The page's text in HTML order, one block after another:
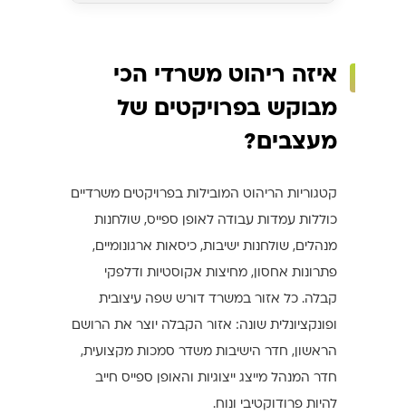
איזה ריהוט משרדי הכי
מבוקש בפרויקטים של
מעצבים?
קטגוריות הריהוט המובילות בפרויקטים משרדיים
כוללות עמדות עבודה לאופן ספייס, שולחנות
מנהלים, שולחנות ישיבות, כיסאות ארגונומיים,
פתרונות אחסון, מחיצות אקוסטיות ודלפקי
קבלה. כל אזור במשרד דורש שפה עיצובית
ופונקציונלית שונה: אזור הקבלה יוצר את הרושם
הראשון, חדר הישיבות משדר סמכות מקצועית,
חדר המנהל מייצג ייצוגיות והאופן ספייס חייב
להיות פרודוקטיבי ונוח.